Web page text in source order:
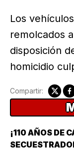
Los
remolcados
disposición
homicidio
Compartir:
¡110 AÑOS DE